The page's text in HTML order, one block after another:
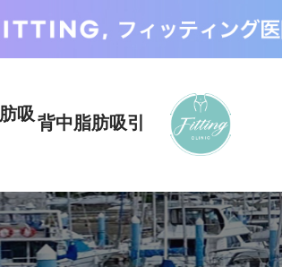
吸背中脂肪吸引